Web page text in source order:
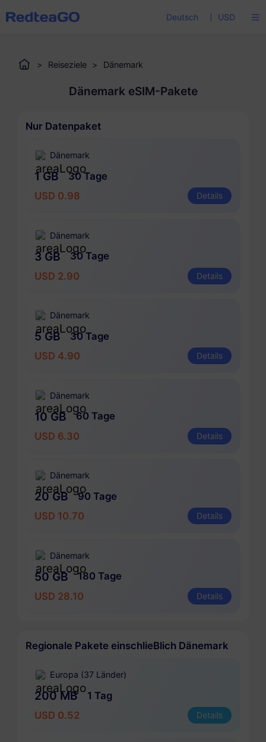
Deutsch USD
> Reiseziele > Dänemark
Dänemark eSIM-Pakete
Nur Datenpaket
Dänemark
1 GB
30 Tage
USD 0.98
Details
Dänemark
3 GB
30 Tage
USD 2.90
Details
Dänemark
5 GB
30 Tage
USD 4.90
Details
Dänemark
10 GB
60 Tage
USD 6.30
Details
Dänemark
20 GB
90 Tage
USD 10.70
Details
Dänemark
50 GB
180 Tage
USD 28.10
Details
Regionale Pakete einschlieBlich Dänemark
Europa (37 Länder)
200 MB
1 Tag
USD 0.52
Details